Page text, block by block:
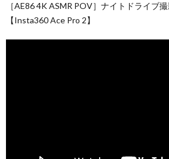
［AE86 4K ASMR POV］ナイトドライブ
【Insta360 Ace Pro 2】